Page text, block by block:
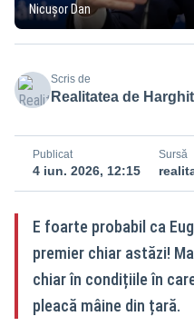
Nicușor Dan
Scris de
Realitatea de
Publicat
4 iun. 2026, 12:15
Sursă
E foarte probabil ca
premier chiar astăzi!
chiar în condițiile în
pleacă mâine din țară.